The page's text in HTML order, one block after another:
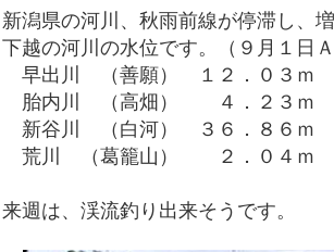
新潟県の河川、秋雨前線が停滞し、増
下越の河川の水位です。（９月１日Ａ
早出川 （善願） １２．０３ｍ
胎内川 （高畑） ４．２３ｍ
新谷川 （白河） ３６．８６ｍ
荒川 （葛籠山） ２．０４ｍ
来週は、渓流釣り出来そうです。